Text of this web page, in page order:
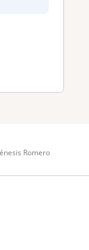
Romero